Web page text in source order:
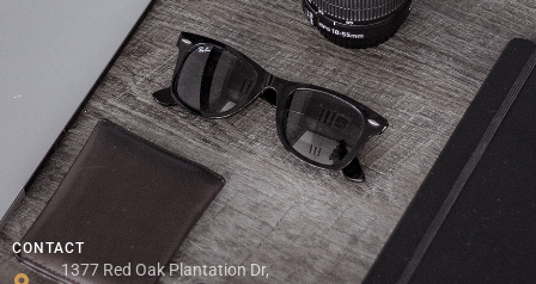
CONTACT
1377 Red Oak Plantation Dr,